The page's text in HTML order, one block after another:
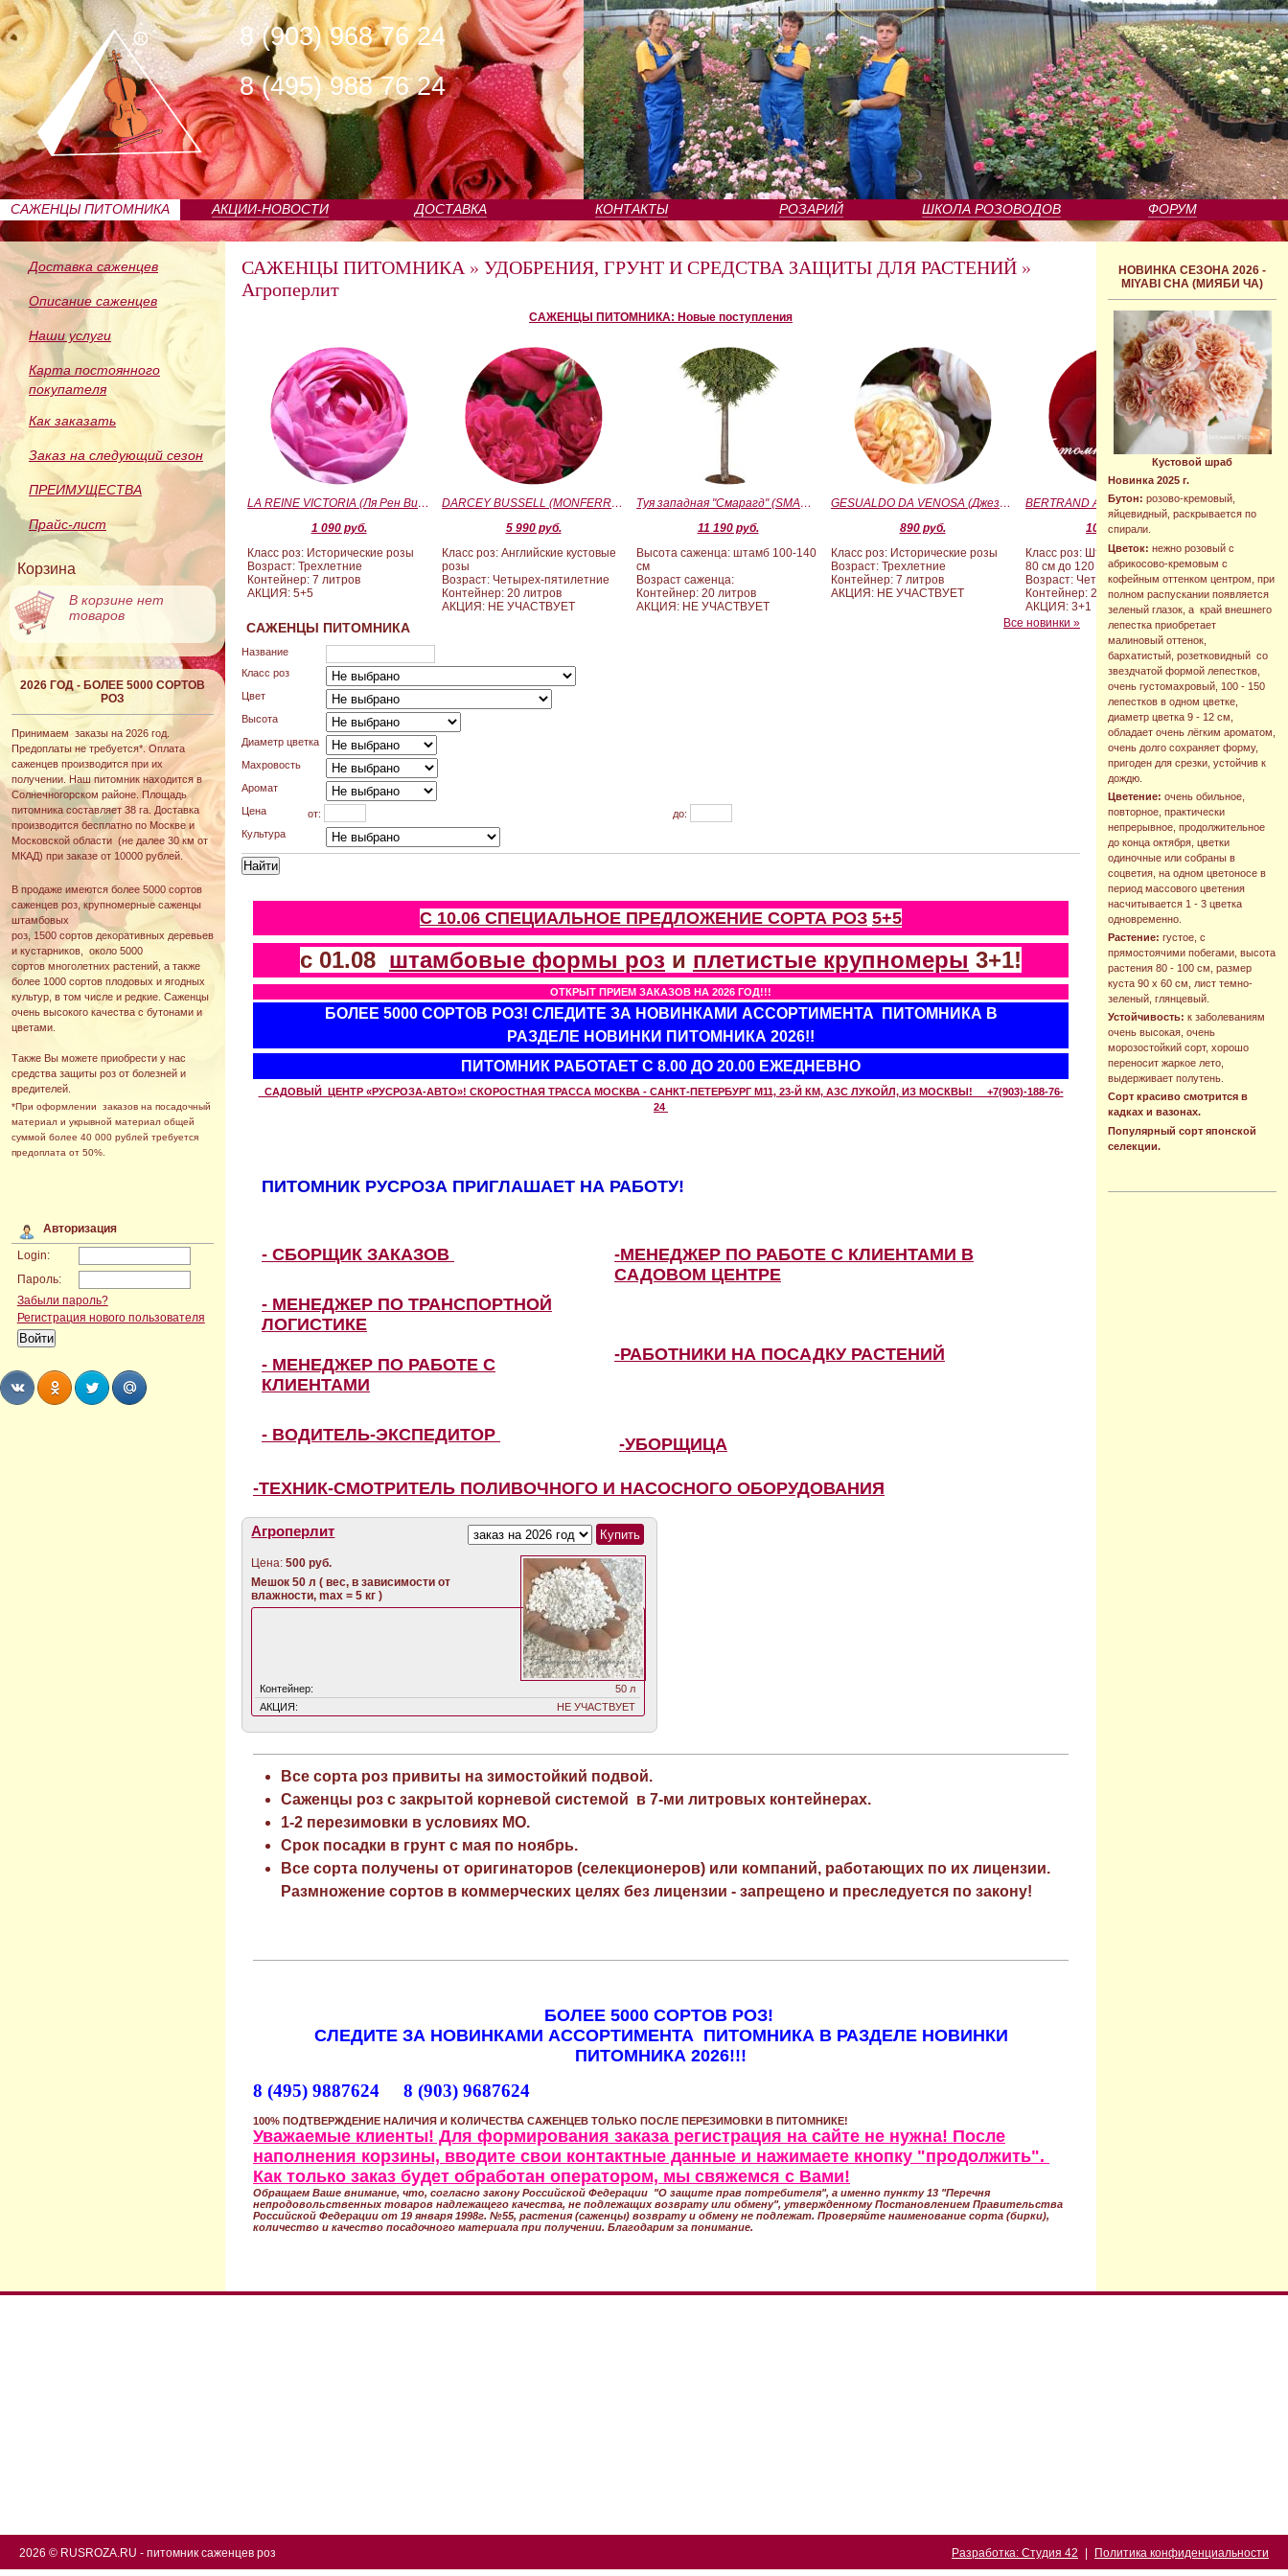
8 (903) 968 76 24
8 (495) 988 76 24
САЖЕНЦЫ ПИТОМНИКА АКЦИИ-НОВОСТИ ДОСТАВКА КОНТАКТЫ РОЗАРИЙ ШКОЛА РОЗОВОДОВ ФОРУМ
Доставка саженцев
Описание саженцев
Наши услуги
Карта постоянного
покупателя
Как заказать
Заказ на следующий сезон
ПРЕИМУЩЕСТВА
Прайс-лист
Корзина
В корзине нет
товаров
2026 ГОД - БОЛЕЕ 5000 СОРТОВ
РОЗ
Принимаем заказы на 2026 год.
Предоплаты не требуется*. Оплата
саженцев производится при их
получении. Наш питомник находится в
Солнечногорском районе. Площадь
питомника составляет 38 га. Доставка
производится бесплатно по Москве и
Московской области (не далее 30 км от
МКАД) при заказе от 10000 рублей.
В продаже имеются более 5000 сортов
саженцев роз, крупномерные саженцы
штамбовых
роз, 1500 сортов декоративных деревьев
и кустарников, около 5000
сортов многолетних растений, а также
более 1000 сортов плодовых и ягодных
культур, в том числе и редкие. Саженцы
очень высокого качества с бутонами и
цветами.
Также Вы можете приобрести у нас
средства защиты роз от болезней и
вредителей.
*При оформлении заказов на посадочный
материал и укрывной материал общей
суммой более 40 000 рублей требуется
предоплата от 50%.
Авторизация
Login:
Пароль:
Забыли пароль?
Регистрация нового пользователя
НОВИНКА СЕЗОНА 2026 -
MIYABI CHA (МИЯБИ ЧА)
Кустовой шраб
Новинка 2025 г.
Бутон: розово-кремовый,
яйцевидный, раскрывается по
спирали.
Цветок: нежно розовый с
абрикосово-кремовым с
кофейным оттенком центром, при
полном распускании появляется
зеленый глазок, а край внешнего
лепестка приобретает
малиновый оттенок,
бархатистый, розетковидный со
звездчатой формой лепестков,
очень густомахровый, 100 - 150
лепестков в одном цветке,
диаметр цветка 9 - 12 см,
обладает очень лёгким ароматом,
очень долго сохраняет форму,
пригоден для срезки, устойчив к
дождю.
Цветение: очень обильное,
повторное, практически
непрерывное, продолжительное
до конца октября, цветки
одиночные или собраны в
соцветия, на одном цветоносе в
период массового цветения
насчитывается 1 - 3 цветка
одновременно.
Растение: густое, с
прямостоячими побегами, высота
растения 80 - 100 см, размер
куста 90 х 60 см, лист темно-
зеленый, глянцевый.
Устойчивость: к заболеваниям
очень высокая, очень
морозостойкий сорт, хорошо
переносит жаркое лето,
выдерживает полутень.
Сорт красиво смотрится в
кадках и вазонах.
Популярный сорт японской
селекции.
САЖЕНЦЫ ПИТОМНИКА » УДОБРЕНИЯ, ГРУНТ И СРЕДСТВА ЗАЩИТЫ ДЛЯ РАСТЕНИЙ »
Агроперлит
САЖЕНЦЫ ПИТОМНИКА: Новые поступления
LA REINE VICTORIA (Ля Рен Виктория)
1 090 руб.
Класс роз: Исторические розы
Возраст: Трехлетние
Контейнер: 7 литров
АКЦИЯ: 5+5
DARCEY BUSSELL (MONFERRATO) (Дарси Басл)
5 990 руб.
Класс роз: Английские кустовые
розы
Возраст: Четырех-пятилетние
Контейнер: 20 литров
АКЦИЯ: НЕ УЧАСТВУЕТ
Туя западная "Смарагд" (SMARAGD) ШТАМБ 100-140
11 190 руб.
Высота саженца: штамб 100-140
см
Возраст саженца:
Контейнер: 20 литров
АКЦИЯ: НЕ УЧАСТВУЕТ
GESUALDO DA VENOSA (Джезуальдо Ди Веноза)
890 руб.
Класс роз: Исторические розы
Возраст: Трехлетние
Контейнер: 7 литров
АКЦИЯ: НЕ УЧАСТВУЕТ
BERTRAND AMOUSSOU (Бертран Амуссу)
10 000 руб.
Класс роз: Штамбовые формы от
80 см до 120 см
Возраст: Четырех-пятилетние
Контейнер: 20 литров
АКЦИЯ: 3+1
Все новинки »
САЖЕНЦЫ ПИТОМНИКА
Название
Класс роз
Цвет
Высота
Диаметр цветка
Махровость
Аромат
Цена
от:
до:
Культура
С 10.06 СПЕЦИАЛЬНОЕ ПРЕДЛОЖЕНИЕ СОРТА РОЗ 5+5
с 01.08 штамбовые формы роз и плетистые крупномеры 3+1!
ОТКРЫТ ПРИЕМ ЗАКАЗОВ НА 2026 ГОД!!!
БОЛЕЕ 5000 СОРТОВ РОЗ! СЛЕДИТЕ ЗА НОВИНКАМИ АССОРТИМЕНТА ПИТОМНИКА В
РАЗДЕЛЕ НОВИНКИ ПИТОМНИКА 2026!!
ПИТОМНИК РАБОТАЕТ С 8.00 ДО 20.00 ЕЖЕДНЕВНО
САДОВЫЙ ЦЕНТР «РУСРОЗА-АВТО»! СКОРОСТНАЯ ТРАССА МОСКВА - САНКТ-ПЕТЕРБУРГ М11, 23-Й КМ, АЗС ЛУКОЙЛ, ИЗ МОСКВЫ! +7(903)-188-76-
24
ПИТОМНИК РУСРОЗА ПРИГЛАШАЕТ НА РАБОТУ!
- СБОРЩИК ЗАКАЗОВ
-МЕНЕДЖЕР ПО РАБОТЕ С КЛИЕНТАМИ В
САДОВОМ ЦЕНТРЕ
- МЕНЕДЖЕР ПО ТРАНСПОРТНОЙ
ЛОГИСТИКЕ
- МЕНЕДЖЕР ПО РАБОТЕ С
КЛИЕНТАМИ
-РАБОТНИКИ НА ПОСАДКУ РАСТЕНИЙ
- ВОДИТЕЛЬ-ЭКСПЕДИТОР -УБОРЩИЦА
-ТЕХНИК-СМОТРИТЕЛЬ ПОЛИВОЧНОГО И НАСОСНОГО ОБОРУДОВАНИЯ
Агроперлит
Цена:500 руб.
Мешок 50 л ( вес, в зависимости от
влажности, max = 5 кг )
Контейнер:
50 л
АКЦИЯ:
НЕ УЧАСТВУЕТ
Все сорта роз привиты на зимостойкий подвой.
Саженцы роз с закрытой корневой системой в 7-ми литровых контейнерах.
1-2 перезимовки в условиях МО.
Срок посадки в грунт с мая по ноябрь.
Все сорта получены от оригинаторов (селекционеров) или компаний, работающих по их лицензии.
Размножение сортов в коммерческих целях без лицензии - запрещено и преследуется по закону!
БОЛЕЕ 5000 СОРТОВ РОЗ!
СЛЕДИТЕ ЗА НОВИНКАМИ АССОРТИМЕНТА ПИТОМНИКА В РАЗДЕЛЕ НОВИНКИ
ПИТОМНИКА 2026!!!
8 (495) 9887624 8 (903) 9687624
100% ПОДТВЕРЖДЕНИЕ НАЛИЧИЯ И КОЛИЧЕСТВА САЖЕНЦЕВ ТОЛЬКО ПОСЛЕ ПЕРЕЗИМОВКИ В ПИТОМНИКЕ!
Уважаемые клиенты! Для формирования заказа регистрация на сайте не нужна! После
наполнения корзины, вводите свои контактные данные и нажимаете кнопку "продолжить".
Как только заказ будет обработан оператором, мы свяжемся с Вами!
Обращаем Ваше внимание, что, согласно закону Российской Федерации "О защите прав потребителя", а именно пункту 13 "Перечня
непродовольственных товаров надлежащего качества, не подлежащих возврату или обмену", утвержденному Постановлением Правительства
Российской Федерации от 19 января 1998г. №55, растения (саженцы) возврату и обмену не подлежат. Проверяйте наименование сорта (бирки),
количество и качество посадочного материала при получении. Благодарим за понимание.
2026 © RUSROZA.RU - питомник саженцев роз Разработка: Студия 42
Политика конфиденциальности